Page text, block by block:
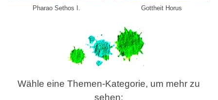
Pharao Sethos I. Gottheit Horus
Wähle eine Themen-Kategorie, um mehr zu
sehen: